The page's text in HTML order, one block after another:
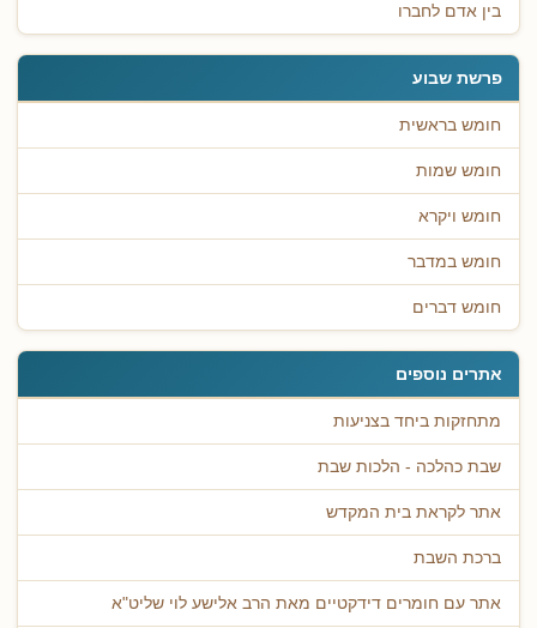
בין אדם לחברו
פרשת שבוע
חומש בראשית
חומש שמות
חומש ויקרא
חומש במדבר
חומש דברים
אתרים נוספים
מתחזקות ביחד בצניעות
שבת כהלכה - הלכות שבת
אתר לקראת בית המקדש
ברכת השבת
אתר עם חומרים דידקטיים מאת הרב אלישע לוי שליט"א